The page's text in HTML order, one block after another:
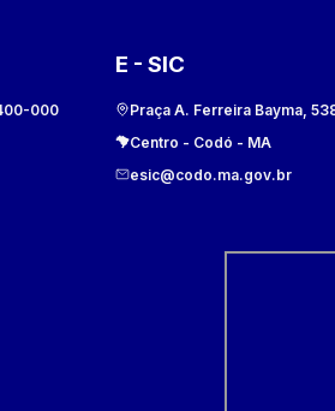
000
E - SIC
Praça A. Ferreira Bayma,
Centro - Codó - MA
esic@codo.ma.gov.br